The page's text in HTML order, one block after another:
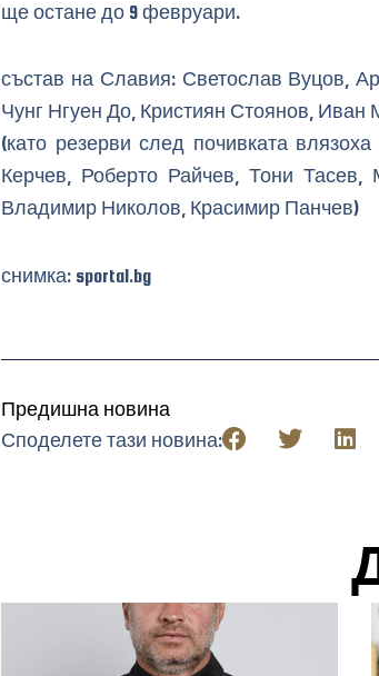
ще остане до 9 февруари.
състав на Славия: Светослав Вуцов,
Чунг Нгуен До, Кристиян Стоянов,
(като резерви след почивката
Керчев, Роберто Райчев, Тони
Владимир Николов, Красимир Панчев)
снимка: sportal.bg
Предишна новина
Споделете тази новина: